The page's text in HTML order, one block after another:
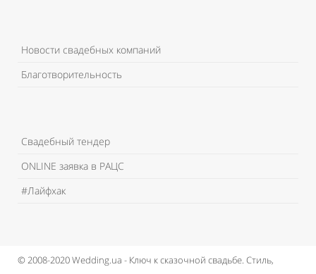
Новости свадебных компаний
Благотворительность
Свадебный тендер
ONLINE заявка в РАЦС
#Лайфхак
© 2008-2020 Wedding.ua - Ключ к сказочной свадьбе. Стиль,